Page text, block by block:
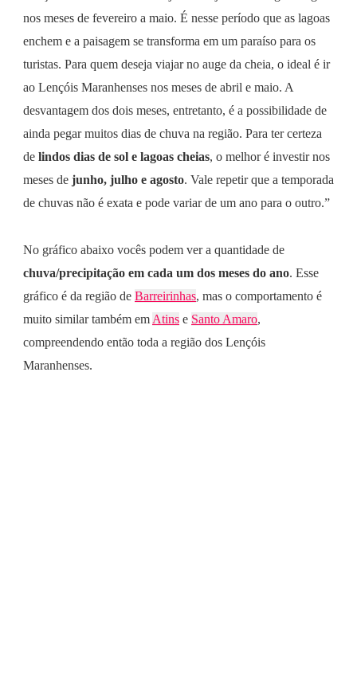
nos meses de fevereiro a maio. É nesse período que as lagoas
enchem e a paisagem se transforma em um paraíso para os
turistas. Para quem deseja viajar no auge da cheia, o ideal é ir
ao Lençóis Maranhenses nos meses de abril e maio. A
desvantagem dos dois meses, entretanto, é a possibilidade de
ainda pegar muitos dias de chuva na região. Para ter certeza
de lindos dias de sol e lagoas cheias, o melhor é investir nos
meses de junho, julho e agosto. Vale repetir que a temporada
de chuvas não é exata e pode variar de um ano para o outro.”
No gráfico abaixo vocês podem ver a quantidade de
chuva/precipitação em cada um dos meses do ano. Esse
gráfico é da região de Barreirinhas, mas o comportamento é
muito similar também em Atins e Santo Amaro,
compreendendo então toda a região dos Lençóis
Maranhenses.